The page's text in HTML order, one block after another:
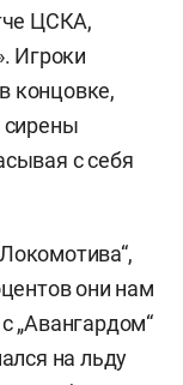
ЦСКА,
Игроки
концовке,
сирены
с себя
они нам
„Авангардом“
на льду